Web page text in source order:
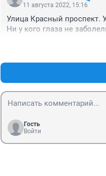
11 августа 2022, 15:16
Улица Красный проспект.
Ни у кого глаза не
Гость
Войти